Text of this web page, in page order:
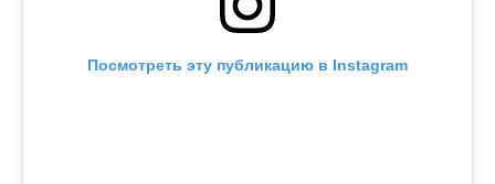
Посмотреть эту публикацию в Instagram